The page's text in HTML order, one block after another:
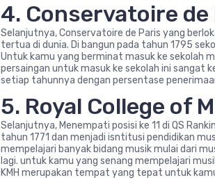
4. Conservatoire de
Selanjutnya, Conservatoire de Paris yang
tertua di dunia. Di bangun pada tahun 1795
Untuk kamu yang berminat masuk ke sekolah
persaingan untuk masuk ke sekolah ini sangat
setiap tahunnya dengan persentase
5. Royal College of
Selanjutnya, Menempati posisi ke 11 di QS
tahun 1771 dan menjadi isntitusi pendidikan
mempelajari banyak bidang musik mulai dari
lagi. untuk kamu yang senang mempelajari
KMH merupakan tempat yang tepat untuk